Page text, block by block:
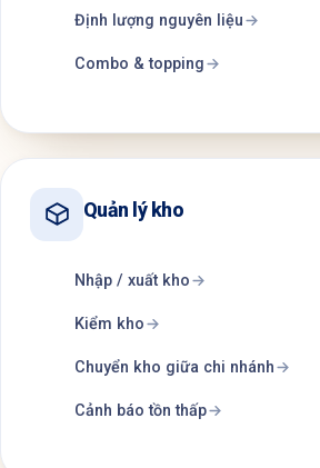
Định lượng nguyên liệu
Combo & topping
Quản lý kho
Nhập / xuất kho
Kiểm kho
Chuyển kho giữa chi nhánh
Cảnh báo tồn thấp